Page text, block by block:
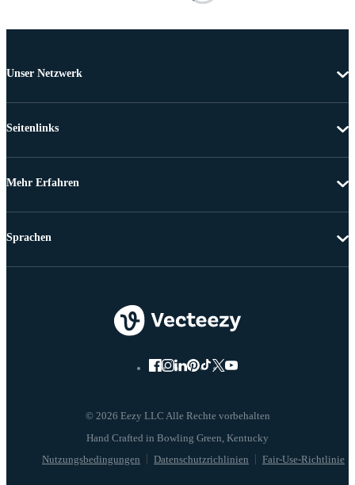
Unser Netzwerk
Seitenlinks
Mehr Erfahren
© 2026 Eezy LLC Alle Rechte vorbehalten
Nutzungsbedingungen Datenschutzrichlinien Fair-Use-Richtlinie
Sprachen